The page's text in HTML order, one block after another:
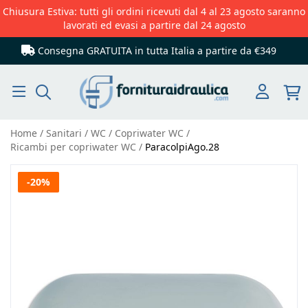
Chiusura Estiva: tutti gli ordini ricevuti dal 4 al 23 agosto saranno
lavorati ed evasi a partire dal 24 agosto
Consegna GRATUITA in tutta Italia a partire da €349
Home Sanitari WC
Copriwater WC
Ricambi per copriwater WC
ParacolpiAgo.28
Vai
-20%